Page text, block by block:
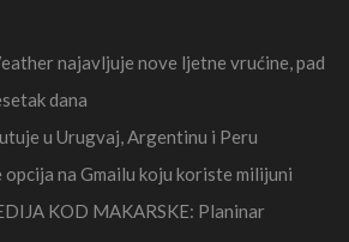
najavljuje nove ljetne vrućine, pad
dana
u Urugvaj, Argentinu i Peru
opcija na Gmailu koju koriste milijuni
KOD MAKARSKE: Planinar